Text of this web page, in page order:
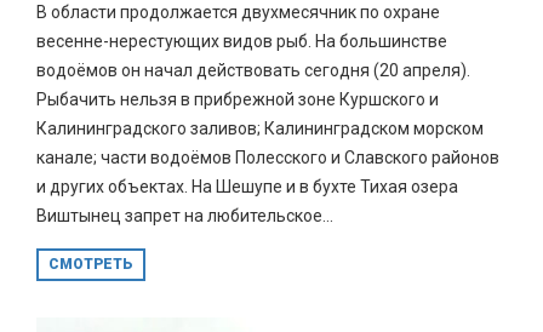
В области продолжается двухмесячник по охране
весенне-нерестующих видов рыб. На большинстве
водоёмов он начал действовать сегодня (20 апреля).
Рыбачить нельзя в прибрежной зоне Куршского и
Калининградского заливов; Калининградском морском
канале; части водоёмов Полесского и Славского районов
и других объектах. На Шешупе и в бухте Тихая озера
Виштынец запрет на любительское...
СМОТРЕТЬ